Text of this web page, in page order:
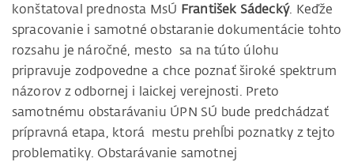
konštatoval prednosta MsÚ František Sádecký. Keďže
spracovanie i samotné obstaranie dokumentácie tohto
rozsahu je náročné, mesto sa na túto úlohu
pripravuje zodpovedne a chce poznať široké spektrum
názorov z odbornej i laickej verejnosti. Preto
samotnému obstarávaniu ÚPN SÚ bude predchádzať
prípravná etapa, ktorá mestu prehĺbi poznatky z tejto
problematiky. Obstarávanie samotnej